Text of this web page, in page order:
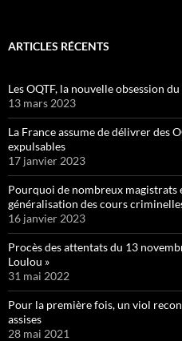
ARTICLES RÉCENTS
Les OQTF, la nouvelle obsession
13 mars 2023
La France assume de délivrer des
expulsables
17 janvier 2023
Pourquoi de nombreux magistrats
généralisation des cours
16 janvier 2023
Procès des attentats du 13
Loulou »
31 mai 2022
Pour la première fois, un viol
assises
28 mai 2021